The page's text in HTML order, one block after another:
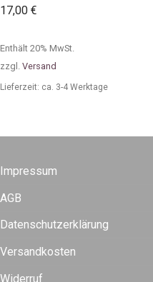
17,00 €
Enthält 20% MwSt.
zzgl. Versand
Lieferzeit: ca. 3-4 Werktage
Impressum
AGB
Datenschutzerklärung
Versandkosten
Widerruf